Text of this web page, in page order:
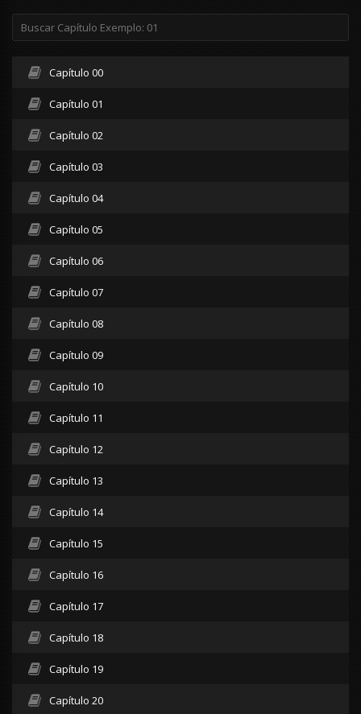
Capítulo 00
Capítulo 01
Capítulo 02
Capítulo 03
Capítulo 04
Capítulo 05
Capítulo 06
Capítulo 07
Capítulo 08
Capítulo 09
Capítulo 10
Capítulo 11
Capítulo 12
Capítulo 13
Capítulo 14
Capítulo 15
Capítulo 16
Capítulo 17
Capítulo 18
Capítulo 19
Capítulo 20